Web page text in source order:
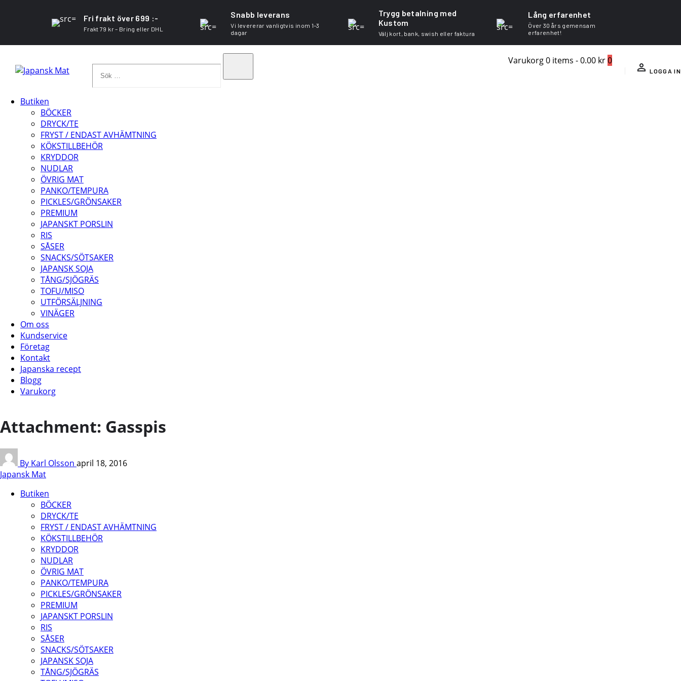
Fri frakt över 699 :-
Frakt 79 kr – Bring eller DHL
Snabb leverans
Vi levererar vanligtvis inom 1–3
dagar
Trygg betalning med
Kustom
Välj kort, bank, swish eller faktura
Lång erfarenhet
Över 30 års gemensam
erfarenhet!
Varukorg0 items -0.00 kr0
LOGGA IN
Butiken
BÖCKER
DRYCK/TE
FRYST / ENDAST AVHÄMTNING
KÖKSTILLBEHÖR
KRYDDOR
NUDLAR
ÖVRIG MAT
PANKO/TEMPURA
PICKLES/GRÖNSAKER
PREMIUM
JAPANSKT PORSLIN
RIS
SÅSER
SNACKS/SÖTSAKER
JAPANSK SOJA
TÅNG/SJÖGRÄS
TOFU/MISO
UTFÖRSÄLJNING
VINÄGER
Om oss
Kundservice
Företag
Kontakt
Japanska recept
Blogg
Varukorg
Attachment: Gasspis
By Karl Olsson april 18, 2016
Japansk Mat
Butiken
BÖCKER
DRYCK/TE
FRYST / ENDAST AVHÄMTNING
KÖKSTILLBEHÖR
KRYDDOR
NUDLAR
ÖVRIG MAT
PANKO/TEMPURA
PICKLES/GRÖNSAKER
PREMIUM
JAPANSKT PORSLIN
RIS
SÅSER
SNACKS/SÖTSAKER
JAPANSK SOJA
TÅNG/SJÖGRÄS